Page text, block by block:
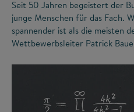
Seit 50 Jahren begeistert der
junge Menschen für das Fach.
spannender ist als die meisten
Wettbewerbsleiter Patrick